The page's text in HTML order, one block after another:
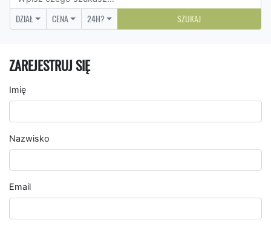
DZIAŁ CENA 24H? SZUKAJ
ZAREJESTRUJ SIĘ
Imię
Nazwisko
Email